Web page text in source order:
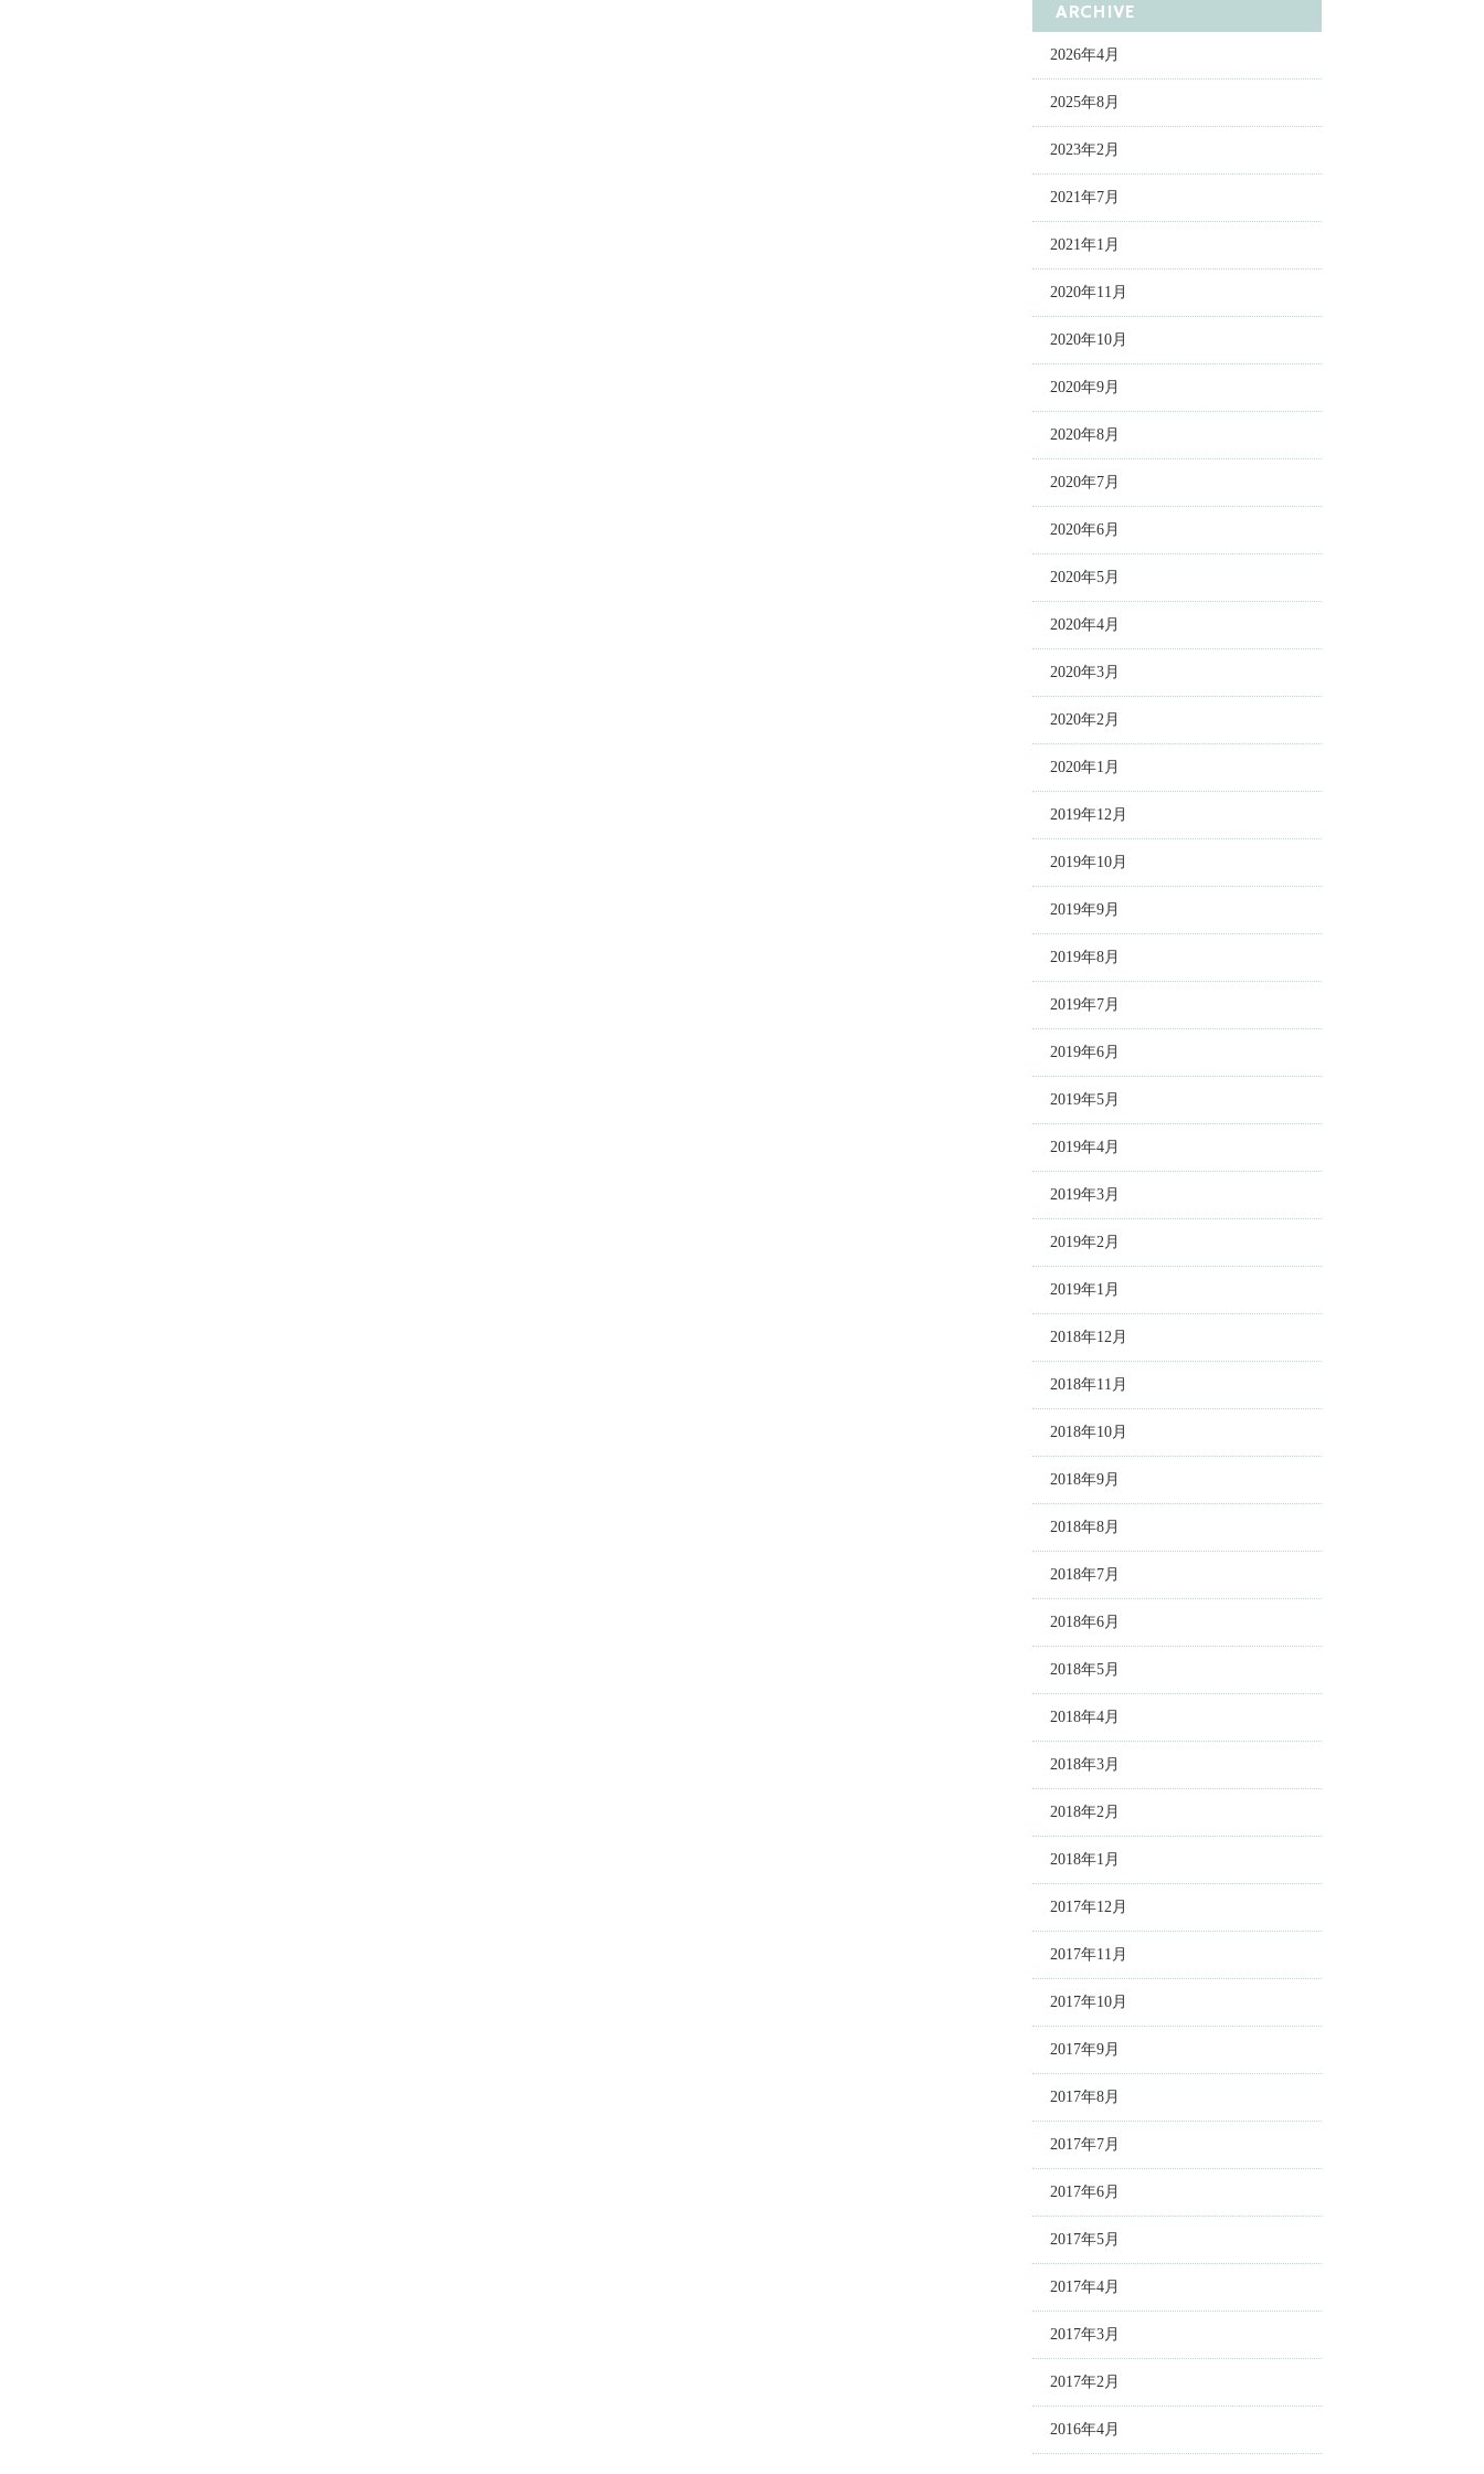
ARCHIVE
2026年4月
2025年8月
2023年2月
2021年7月
2021年1月
2020年11月
2020年10月
2020年9月
2020年8月
2020年7月
2020年6月
2020年5月
2020年4月
2020年3月
2020年2月
2020年1月
2019年12月
2019年10月
2019年9月
2019年8月
2019年7月
2019年6月
2019年5月
2019年4月
2019年3月
2019年2月
2019年1月
2018年12月
2018年11月
2018年10月
2018年9月
2018年8月
2018年7月
2018年6月
2018年5月
2018年4月
2018年3月
2018年2月
2018年1月
2017年12月
2017年11月
2017年10月
2017年9月
2017年8月
2017年7月
2017年6月
2017年5月
2017年4月
2017年3月
2017年2月
2016年4月